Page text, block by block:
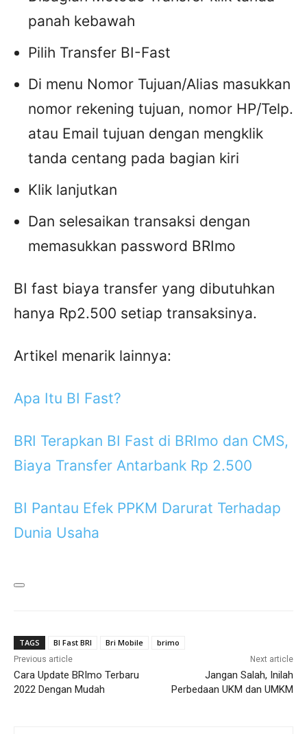
panah kebawah
Pilih Transfer BI-Fast
Di menu Nomor Tujuan/Alias masukkan
nomor rekening tujuan, nomor HP/Telp.
atau Email tujuan dengan mengklik
tanda centang pada bagian kiri
Klik lanjutkan
Dan selesaikan transaksi dengan
memasukkan password BRImo
BI fast biaya transfer yang dibutuhkan
hanya Rp2.500 setiap transaksinya.
Artikel menarik lainnya:
Apa Itu BI Fast?
BRI Terapkan BI Fast di BRImo dan CMS,
Biaya Transfer Antarbank Rp 2.500
BI Pantau Efek PPKM Darurat Terhadap
Dunia Usaha
TAGS BI Fast BRI Bri Mobile brimo
Previous article
Cara Update BRImo Terbaru
2022 Dengan Mudah
Next article
Jangan Salah, Inilah
Perbedaan UKM dan UMKM